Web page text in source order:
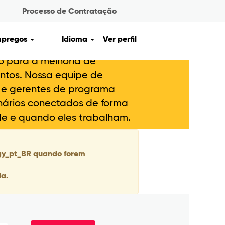
Processo de Contratação
Idioma Ver perfil
Informação
nosso dia a dia e está
para a melhoria de
Nossa equipe de
gerentes de programa
conectados de forma
e quando eles trabalham.
quando forem